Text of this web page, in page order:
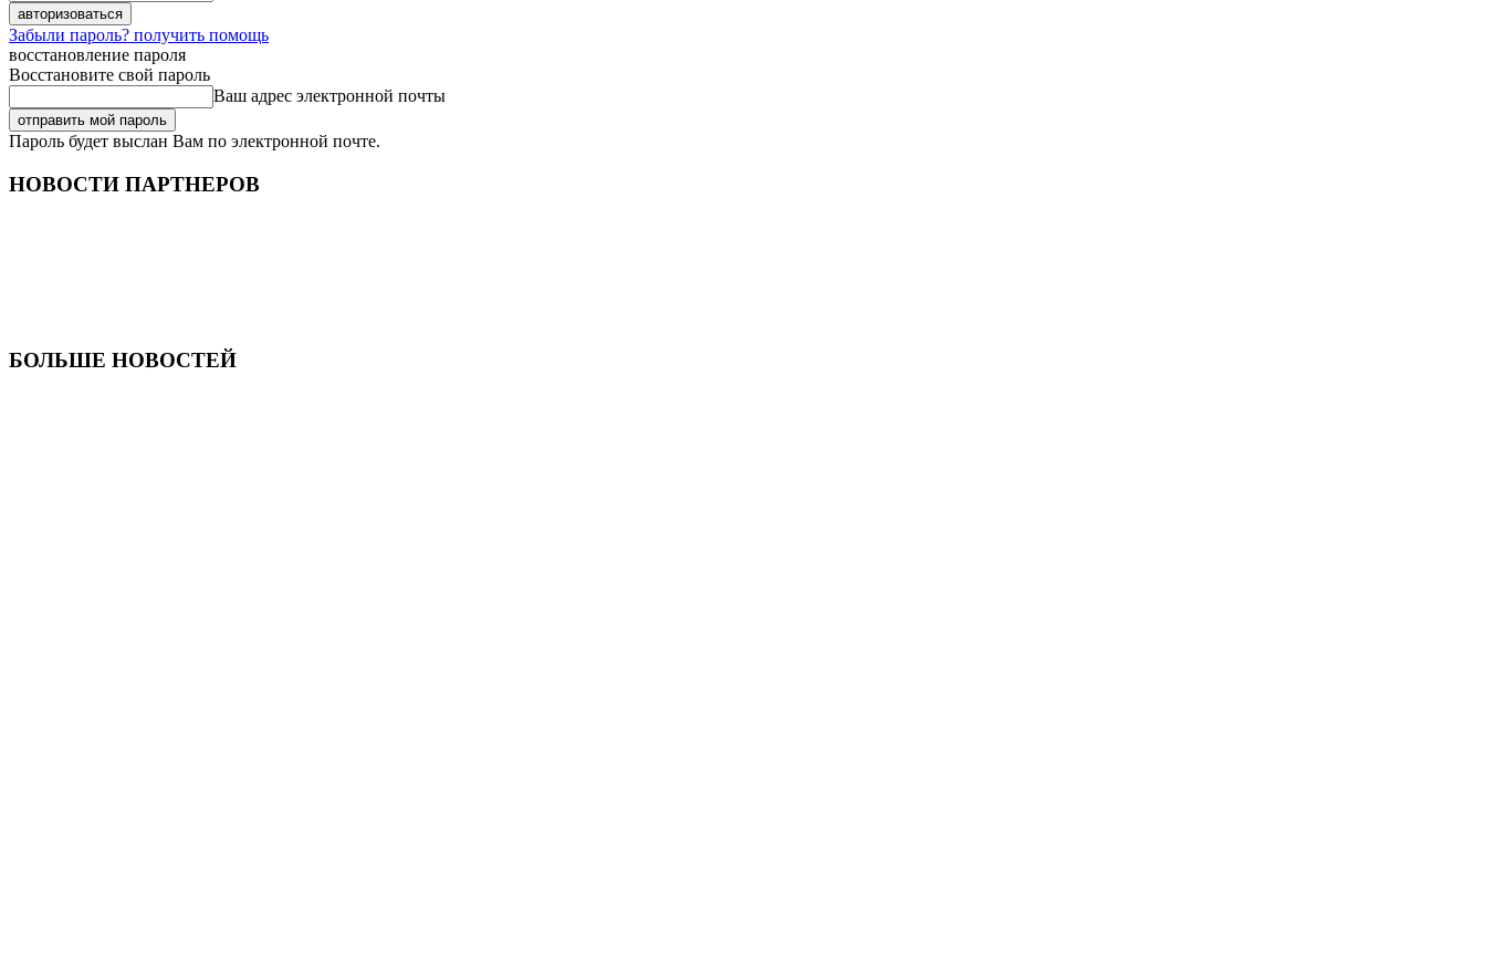
Забыли пароль? получить помощь
восстановление пароля
Восстановите свой пароль
Ваш адрес электронной почты
Пароль будет выслан Вам по электронной почте.
НОВОСТИ ПАРТНЕРОВ
БОЛЬШЕ НОВОСТЕЙ